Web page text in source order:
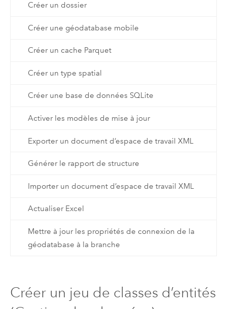
Créer un dossier
Créer une géodatabase mobile
Créer un cache Parquet
Créer un type spatial
Créer une base de données SQLite
Activer les modèles de mise à jour
Exporter un document d’espace de travail XML
Générer le rapport de structure
Importer un document d’espace de travail XML
Actualiser Excel
Mettre à jour les propriétés de connexion de la
géodatabase à la branche
Créer un jeu de classes d’entités